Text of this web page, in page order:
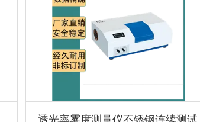
透光率雾度测量仪不锈钢连续测试